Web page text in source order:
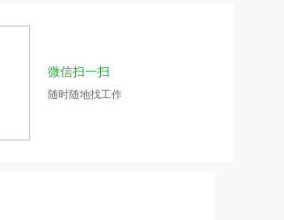
微信扫一扫
随时随地找工作